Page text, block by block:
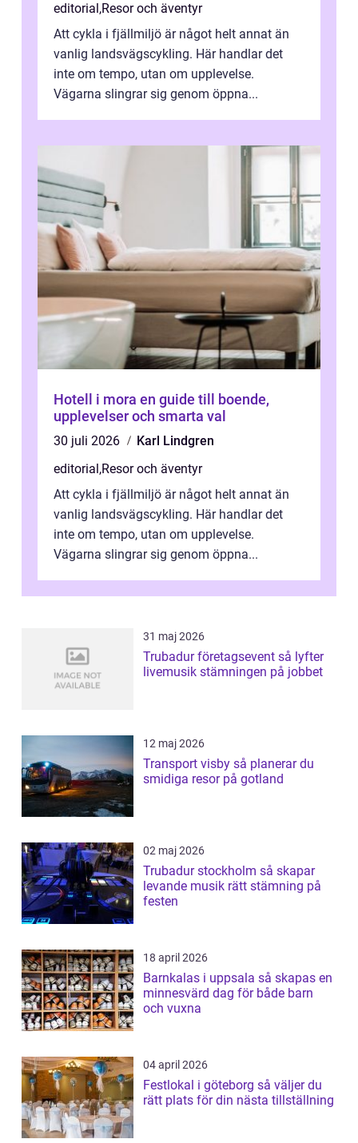
editorial,Resor och äventyr
Att cykla i fjällmiljö är något helt annat än
vanlig landsvägscykling. Här handlar det
inte om tempo, utan om upplevelse.
Vägarna slingrar sig genom öppna...
Hotell i mora en guide till boende,
upplevelser och smarta val
30 juli 2026
Karl Lindgren
editorial,Resor och äventyr
Att cykla i fjällmiljö är något helt annat än
vanlig landsvägscykling. Här handlar det
inte om tempo, utan om upplevelse.
Vägarna slingrar sig genom öppna...
31 maj 2026
Trubadur företagsevent så lyfter
livemusik stämningen på jobbet
12 maj 2026
Transport visby så planerar du
smidiga resor på gotland
02 maj 2026
Trubadur stockholm så skapar
levande musik rätt stämning på
festen
18 april 2026
Barnkalas i uppsala så skapas en
minnesvärd dag för både barn
och vuxna
04 april 2026
Festlokal i göteborg så väljer du
rätt plats för din nästa tillställning